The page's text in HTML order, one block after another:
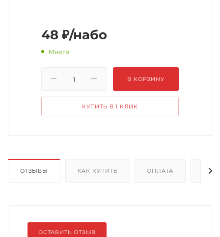
48 ₽/набо
Много
В КОРЗИНУ
КУПИТЬ В 1 КЛИК
ОТЗЫВЫ КАК КУПИТЬ ОПЛАТА
ОСТАВИТЬ ОТЗЫВ